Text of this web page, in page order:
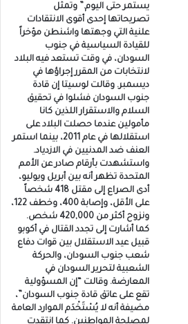
يستمر حتى اليوم.” وتمثل
تصريحاتها إحدى أقوى الانتقادات
علنية التي وجهتها واشنطن مؤخراً
للقيادة السياسية في جنوب
السودان، في وقت تستعد فيه البلاد
لانتخابات من المقرر إجراؤها في
ديسمبر. وقالت لوسيتا إن قادة
جنوب السودان فشلوا في تحقيق
السلام والاستقرار اللذين كانا
مأمولين عندما حصلت البلاد على
استقلالها في عام 2011، بينما استمر
العنف ضد المدنيين في الازدياد.
واستشهدت بأرقام صادر عن الأمم
المتحدة تظهر أنه بين أبريل ويوليو،
أدى الصراع إلى مقتل 418 شخصاً
على الأقل، وإصابة 400، وخطف 122،
ونزوح أكثر من 420,000 شخص.
كما أشارت إلى تجدد القتال في أكوبو
قبيل عيد الاستقلال بين قوات دفاع
شعب جنوب السودان، والحركة
الشعبية لتحرير السودان في
المعارضة. وقالت “إن المسؤولية
تقع على عاتق قادة جنوب السودان”،
مضيفة أنه لا يُسْتَخْدَم الموارد العامة